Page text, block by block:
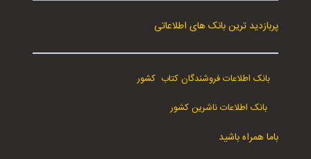
پربازدید ترین بانک های اطلاعاتی
بانک اطلاعات فروشندگان کتاب کشور
بانک اطلاعات ناشرین کشور
باما همراه باشید